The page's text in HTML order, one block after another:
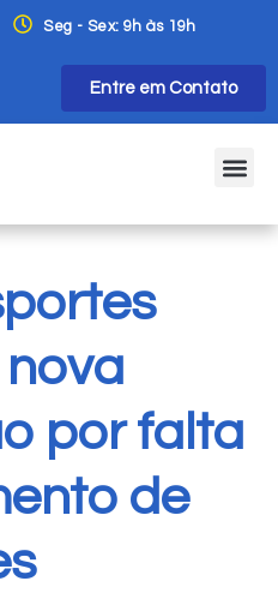
Seg - Sex: 9h às 19h
Entre em Contato
por falta
de